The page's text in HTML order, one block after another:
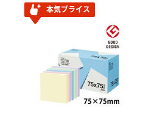
本気プライス
嬬恋銘水 ナチュ
ォーター 500ml
キャップシール
付き／2Lラベル
レス 10本
￥1,037~
（税込）